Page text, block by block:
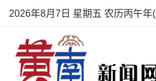
2026年8月7日 星期五 农历丙午年